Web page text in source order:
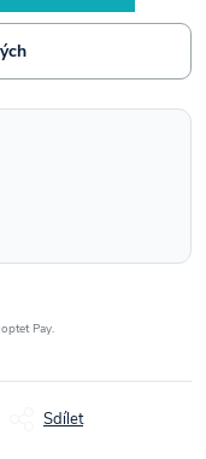
Pay.
Sdílet